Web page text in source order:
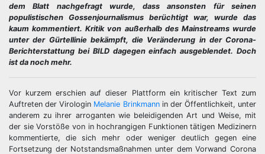
dem Blatt nachgefragt wurde, dass ansonsten für seinen
populistischen Gossenjournalismus berüchtigt war, wurde das
kaum kommentiert. Kritik von außerhalb des Mainstreams wurde
unter der Gürtellinie bekämpft, die Veränderung in der Corona-
Berichterstattung bei BILD dagegen einfach ausgeblendet. Doch
ist da noch mehr.
Vor kurzem erschien auf dieser Plattform ein kritischer Text zum
Auftreten der Virologin Melanie Brinkmannin der Öffentlichkeit, unter
anderem zu ihrer arroganten wie beleidigenden Art und Weise, mit
der sie Vorstöße von in hochrangigen Funktionen tätigen Medizinern
kommentierte, die sich mehr oder weniger deutlich gegen eine
Fortsetzung der Notstandsmaßnahmen unter dem Vorwand Corona